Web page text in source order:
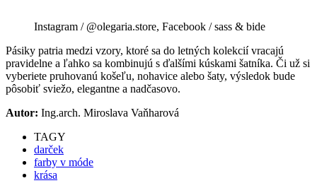
Instagram / @olegaria.store, Facebook / sass & bide
Pásiky patria medzi vzory, ktoré sa do letných kolekcií vracajú
pravidelne a ľahko sa kombinujú s ďalšími kúskami šatníka. Či už si
vyberiete pruhovanú košeľu, nohavice alebo šaty, výsledok bude
pôsobiť sviežo, elegantne a nadčasovo.
Autor: Ing.arch. Miroslava Vaňharová
TAGY
darček
farby v móde
krása